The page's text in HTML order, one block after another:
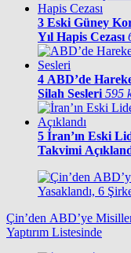
3 Eski Güney
Yıl Hapis Cezası
4 ABD’de
Silah Sesleri 595
5 İran’ın Eski
Takvimi
Çin’den ABD’ye
Yaptırım Listesinde